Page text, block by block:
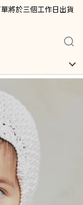
將於三個工作日出貨